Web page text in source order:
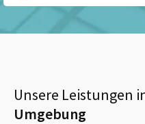
Unsere Leistungen
Umgebung